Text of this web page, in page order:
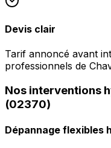
Devis clair
Tarif annoncé avant
professionnels de
Nos interventions
(02370)
Dépannage flexibles